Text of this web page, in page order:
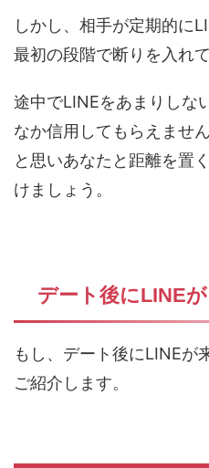
しかし、相手が定期的に
最初の段階で断りを入れ
途中でLINEをあまりしな
なか信用してもらえませ
と思いあなたと距離を置
けましょう。
デート後にLINE
もし、デート後にLINEが
ご紹介します。